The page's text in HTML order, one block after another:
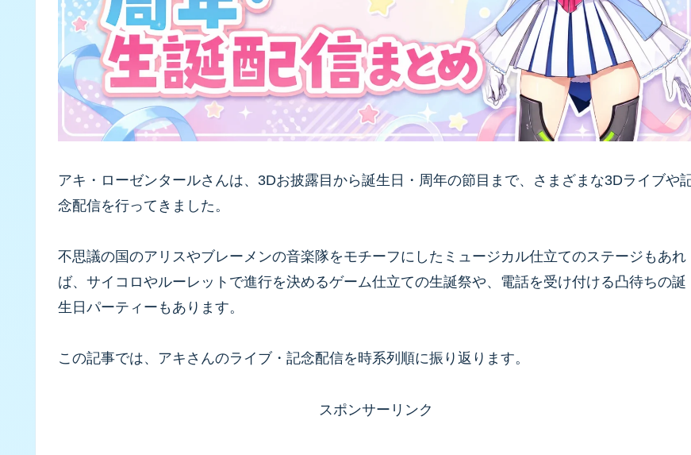
アキ・ローゼンタールさんは、3Dお披露目から誕生日・周年の節目まで、さまざまな3Dライブや
念配信を行ってきました。
不思議の国のアリスやブレーメンの音楽隊をモチーフにしたミュージカル仕立てのステージもあれ
ば、サイコロやルーレットで進行を決めるゲーム仕立ての生誕祭や、電話を受け付ける凸待ちの誕
生日パーティーもあります。
この記事では、アキさんのライブ・記念配信を時系列順に振り返ります。
スポンサーリンク